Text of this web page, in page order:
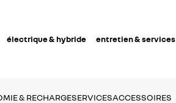
électrique & hybride entretien & services
& RECHARGESERVICESACCESSOIRES